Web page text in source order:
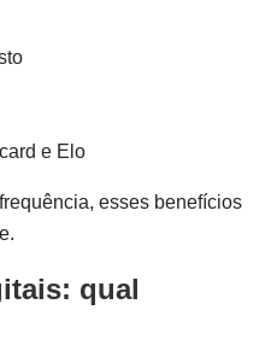
e Elo
esses benefícios
qual